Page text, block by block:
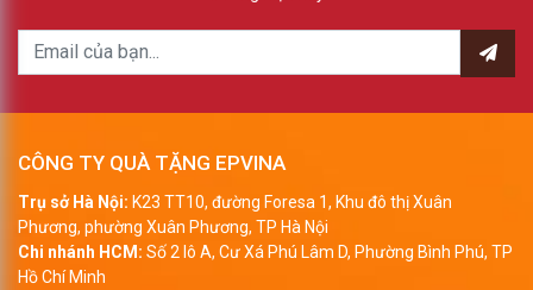
CÔNG TY QUÀ TẶNG EPVINA
Trụ sở Hà Nội: K23 TT10, đường Foresa 1, Khu đô thị Xuân
Phương, phường Xuân Phương, TP Hà Nội
Chi nhánh HCM: Số 2 lô A, Cư Xá Phú Lâm D, Phường Bình Phú, TP
Hồ Chí Minh